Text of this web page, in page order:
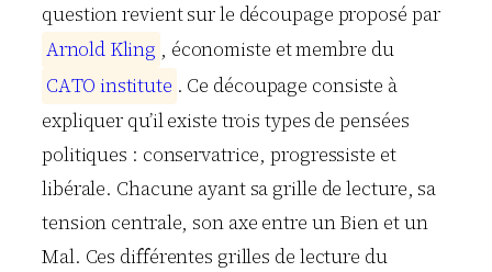
question revient sur le découpage proposé par
Arnold Kling , économiste et membre du
CATO institute . Ce découpage consiste à
expliquer qu’il existe trois types de pensées
politiques : conservatrice, progressiste et
libérale. Chacune ayant sa grille de lecture, sa
tension centrale, son axe entre un Bien et un
Mal. Ces différentes grilles de lecture du